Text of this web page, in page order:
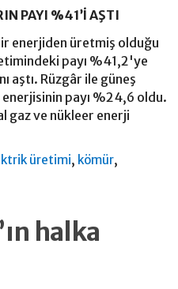
PAYI %41’İ AŞTI
enerjiden üretmiş olduğu
payı %41,2'ye
aştı. Rüzgâr ile güneş
payı %24,6 oldu.
gaz ve nükleer enerji
üretimi, kömür,
halka